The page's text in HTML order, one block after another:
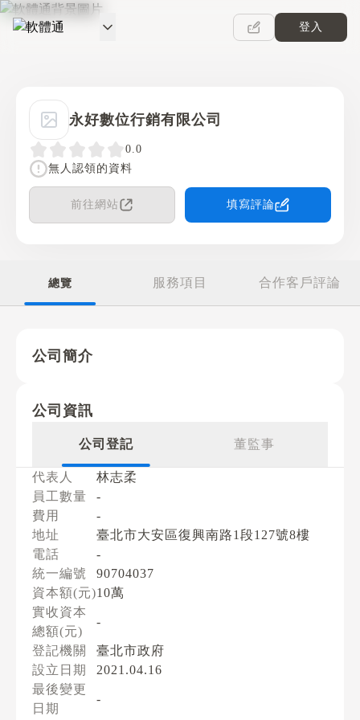
軟體通
登入
永好數位行銷有限公司
0.0
無人認領的資料
前往網站 填寫評論
總覽 服務項目 合作客戶評論
公司簡介
公司資訊
公司登記 董監事
代表人
林志柔
員工數量
-
費用
-
地址
臺北市大安區復興南路1段127號8樓
電話
-
統一編號
90704037
資本額(元)10萬
實收資本
總額(元)
-
登記機關
臺北市政府
設立日期
2021.04.16
最後變更
日期
-